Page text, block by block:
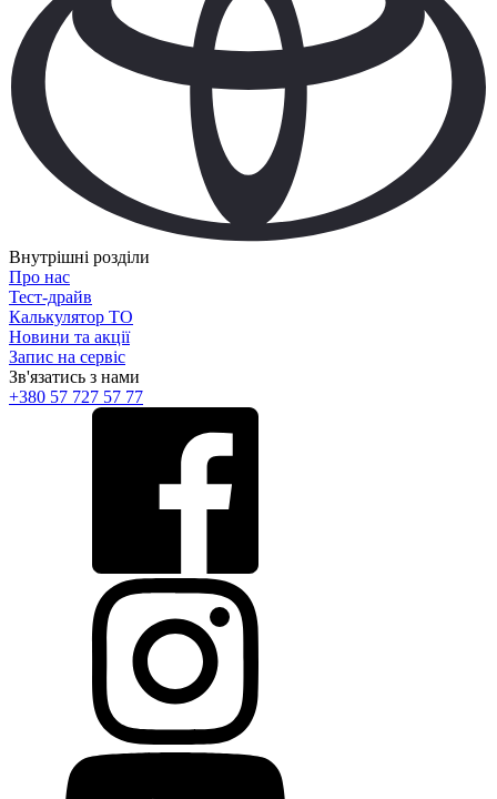
Внутрішні розділи
Про нас
Тест-драйв
Калькулятор ТО
Новини та акції
Запис на сервіс
Зв'язатись з нами
+380 57 727 57 77